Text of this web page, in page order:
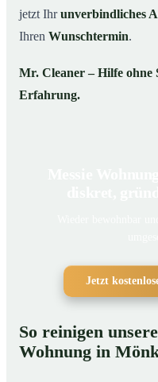
jetzt Ihrunverbindliches
Ihren Wunschtermin.
Mr. Cleaner – Hilfe ohne
Erfahrung.
Jetzt
So reinigen
Wohnung in